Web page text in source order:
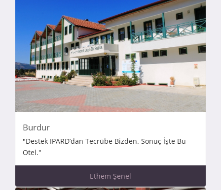
Burdur
"Destek IPARD’dan Tecrübe Bizden. Sonuç İşte Bu
Otel."
Ethem Şenel